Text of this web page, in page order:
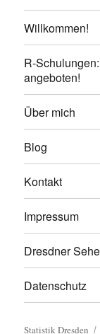
Willkommen!
R-
angeboten!
Über mich
Blog
Kontakt
Impressum
Dresdner
Datenschutz
Statistik Dresden